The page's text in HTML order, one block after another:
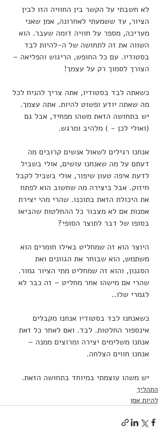
לא חשבתי על הקשר בין החוויה הזו לבין
הציור, עד ששמעתי לאחרונה, אמן שאני
מעריכה, מספר על חוויה דומה שעבר. הוא
השווה את זה לתחושה של ה-להיות לבד
בסטודיו. עם כל החופש, הריגוש והפליאה –
הצורך לסמוך רק על עצמך!
כשאתה לבד בסטודיו, אתה צריך להניח לכל
מה שאתה יודע ופשוט להיות. אתה עצמך.
יש בתחושה הזאת משהו מפחיד, אבל גם
(ואולי לכן - ) מלהיב ומרגש.
אנחנו רגילים לשאול אנשים קרובים מה
דעתם על מה שאנחנו עושים, אולי בשביל
לדעת איפה טעון שיפור, אולי בשביל לקבל
חיזוק. אבל ביצירה מה שחשוב הוא לפתח
את היכולת הזאת בתוכנו. שהרי מהי יצירת
אמנות אם לא מצבור כל ההחלטות שהביאו
בסופו של דבר לתוצר הסופי?
היוצר הוא זה שמחליט באילו חומרים הוא
משתמש, הוא שבוחר את הגוונים ואת
הסגנון, והוא זה שמחליט מתי הציור גמור.
שהרי אם מישהו אחר מחליט – זה כבר לא
לגמרי שלו..
כשאנחנו לבד בסטודיו אנחנו מקבלים
אינספור החלטות. לבד. ואם לאחר כל זאת
אנחנו משלימים יצירה ומרוצים ממנה –
אנחנו חווים הצלחה.
יש משהו עוצמתי במיוחד בתחושה הזאת.
התהליך
להיות אמן